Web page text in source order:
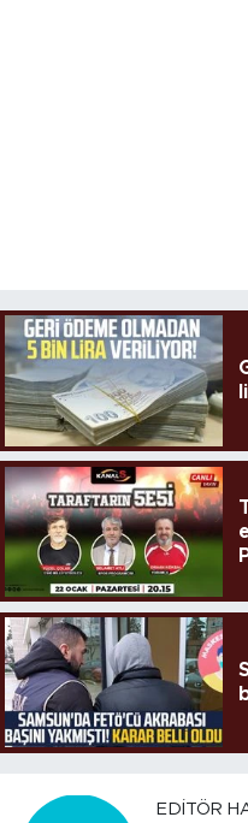
EDITÖR